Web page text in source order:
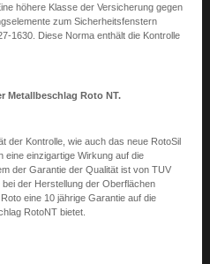
höhere Klasse der Versicherung gegen
zum Sicherheitsfenstern
1630. Diese Norma enthält die Kontrolle
Metallbeschlag Roto NT.
der Kontrolle, wie auch das neue RotoSil
eine einzigartige Wirkung auf die
der Garantie der Qualität ist von TUV
der Herstellung der Oberflächen
eine 10 jährige Garantie auf die
RotoNT bietet.